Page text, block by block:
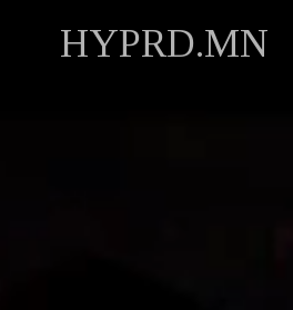
HYPRD.MN